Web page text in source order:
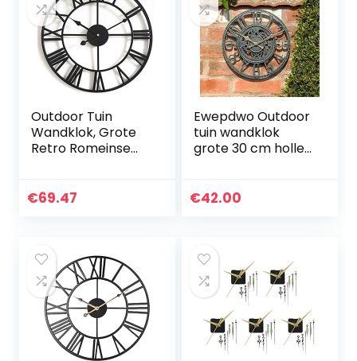
Outdoor Tuin
Wandklok, Grote
Retro Romeinse
Smeedijzeren
€69.47
Ewepdwo Outdoor
tuin wandklok
grote 30 cm holle
weerbestendig
€42.00